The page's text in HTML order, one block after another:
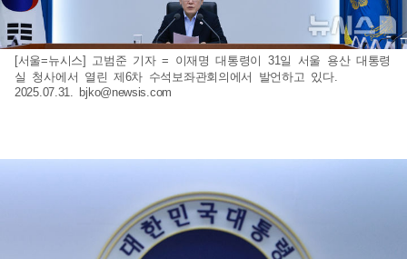
[서울=뉴시스] 고범준 기자 = 이재명 대통령이 31일 서울 용산 대통령
실 청사에서 열린 제6차 수석보좌관회의에서 발언하고 있다.
2025.07.31. bjko@newsis.com